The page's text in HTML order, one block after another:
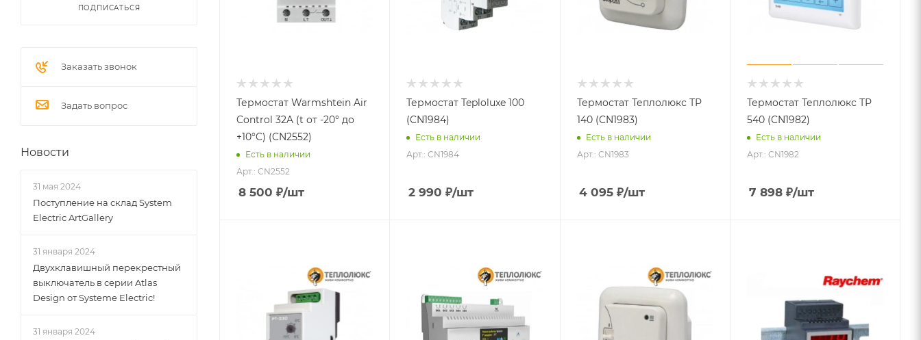
Термостат Warmshtein Air
Control 32A (t от -20° до
+10°C) (CN2552)
Есть в наличии
Арт.: CN2552
8 500 ₽/шт
Термостат Teploluxe 100
(CN1984)
Есть в наличии
Арт.: CN1984
2 990 ₽/шт
Термостат Теплолюкс ТР
140 (CN1983)
Есть в наличии
Арт.: CN1983
4 095₽/шт
Термостат Теплолюкс ТР
540 (CN1982)
Есть в наличии
Арт.: CN1982
7 898₽/шт
ПОДПИСАТЬСЯ
Заказать звонок
Задать вопрос
Новости
31 мая 2024
Поступление на склад System
Electric ArtGallery
31 января 2024
Двухклавишный перекрестный
выключатель в серии Atlas
Design от Systeme Electric!
31 января 2024